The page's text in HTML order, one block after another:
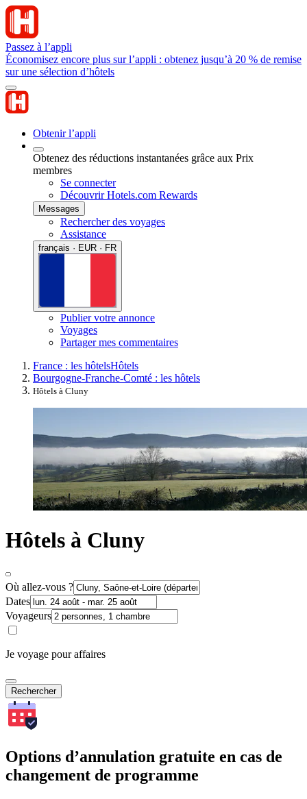
Passez à l’appli
Économisez encore plus sur l’appli : obtenez jusqu’à 20 % de remise
sur une sélection d’hôtels
Obtenir l’appli
Obtenez des réductions instantanées grâce aux Prix
membres
Se connecter
Découvrir Hotels.com Rewards
Messages
Rechercher des voyages
Assistance
français · EUR · FR
Publier votre annonce
Voyages
Partager mes commentaires
France : les hôtelsHôtels
Bourgogne-Franche-Comté : les hôtels
Hôtels à Cluny
Hôtels à Cluny
Où allez-vous ?
Dates
Voyageurs
Je voyage pour affaires
Rechercher
Options d’annulation gratuite en cas de
changement de programme